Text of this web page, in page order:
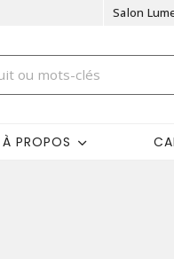
Salon
À PROPOS